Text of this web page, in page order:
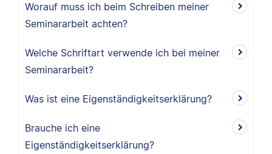
Worauf muss ich beim Schreiben meiner
Seminararbeit achten?
Welche Schriftart verwende ich bei meiner
Seminararbeit?
Was ist eine Eigenständigkeitserklärung?
Brauche ich eine
Eigenständigkeitserklärung?